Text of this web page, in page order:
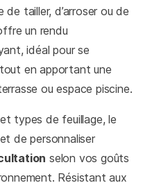
tailler, d’arroser ou de
un rendu
idéal pour se
en apportant une
ou espace piscine.
types de feuillage, le
de personnaliser
selon vos goûts
Résistant aux